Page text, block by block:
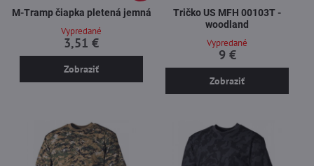
M-Tramp čiapka pletená jemná
Vypredané
3,51 €
Zobraziť
Tričko US MFH 00103T -
woodland
Vypredané
9 €
Zobraziť